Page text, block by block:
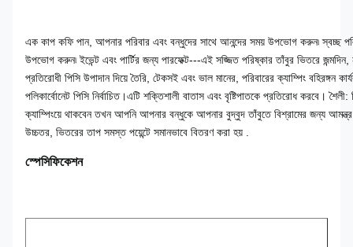
এক কাপ কফি পান, আপনার পরিবার এবং বন্ধুদের সাথে আনন্দের সময় উপভোগ করুন৷ স্বচ্ছ
উপভোগ করুন৷ ইভেন্ট এবং পার্টির জন্য পারফেক্ট---এই সজ্জিত পরিষ্কার তাঁবুর ভিতরে
প্রতিরোধী পিসি উপাদান দিয়ে তৈরি, টেকসই এবং ভাল মানের, পরিবারের ক্যাম্পিং
পলিকার্বোনেট পিসি নির্বাচিত।এটি শক্তিশালী বাতাস এবং বৃষ্টিপাতকে প্রতিরোধ করবে।
ক্যাম্পিংয়ে থাকবেন তখন আপনি আপনার বন্ধুকে আপনার বুদ্বুদ তাঁবুতে বিশ্রামের জন্য
উচ্চতর, ভিতরের তাপ সমস্ত পয়েন্টে সমানভাবে বিতরণ করা হয় .
স্পেসিফিকেশন